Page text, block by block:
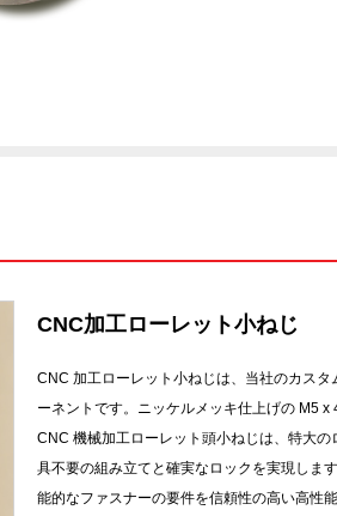
CNC加工ローレット小ねじ
CNC 加工ローレット小ねじは、当社のカス
ーネントです。ニッケルメッキ仕上げの M5
CNC 機械加工ローレット頭小ねじは、特大
具不要の組み立てと確実なロックを実現しま
能的なファスナーの要件を信頼性の高い高性